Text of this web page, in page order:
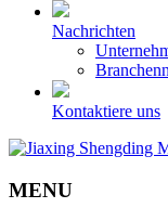
Nachrichten
Kontaktiere uns
MENU